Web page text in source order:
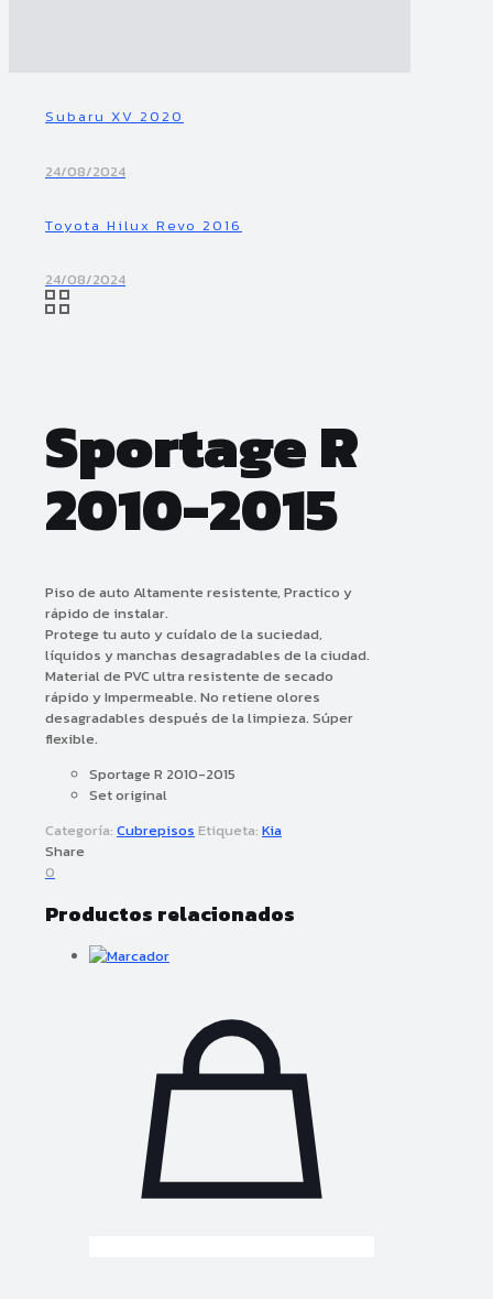
Subaru XV 2020
24/08/2024
Toyota Hilux Revo 2016
24/08/2024
Sportage R
2010-2015
Piso de auto Altamente resistente, Practico y
rápido de instalar.
Protege tu auto y cuídalo de la suciedad,
líquidos y manchas desagradables de la ciudad.
Material de PVC ultra resistente de secado
rápido y Impermeable. No retiene olores
desagradables después de la limpieza. Súper
flexible.
Sportage R 2010-2015
Set original
Categoría: Cubrepisos Etiqueta: Kia
Share
0
Productos relacionados